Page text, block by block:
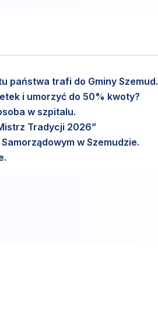
państwa trafi do Gminy Szemud.
i umorzyć do 50% kwoty?
w szpitalu.
Tradycji 2026”
w Szemudzie.